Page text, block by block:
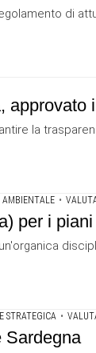
di
approvato
la
•
per i
STRATEGICA •
Sardegna